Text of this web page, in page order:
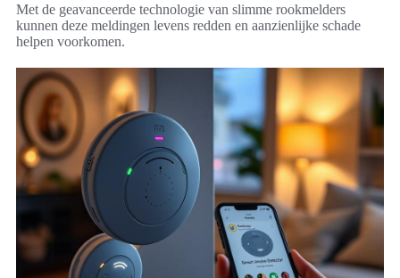
Met de geavanceerde technologie van slimme rookmelders
kunnen deze meldingen levens redden en aanzienlijke schade
helpen voorkomen.